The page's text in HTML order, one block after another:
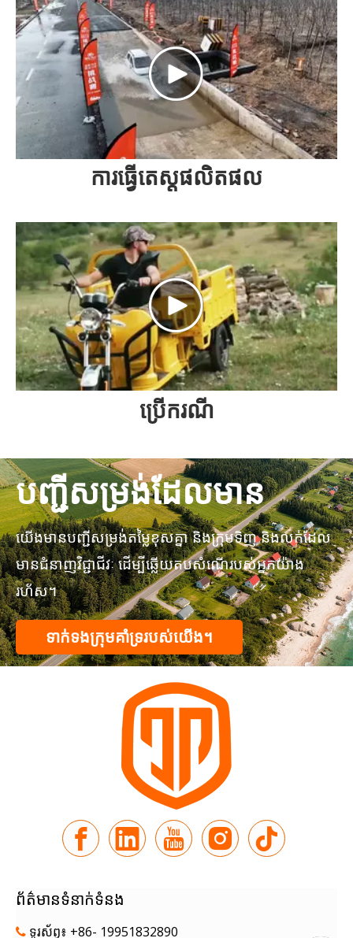
ការធ្វើតេស្តផលិតផល
ប្រើករណី
បញ្ជីសម្រង់ដែលមាន
យើង​មាន​បញ្ជី​សម្រង់​តម្លៃ​ខុស​គ្នា និង​ក្រុម​ទិញ និង​លក់​ដែល​
មាន​ជំនាញ​វិជ្ជាជីវៈ ដើម្បី​ឆ្លើយ​តប​សំណើ​របស់​អ្នក​យ៉ាង​
រហ័ស។
ទាក់ទងក្រុមគាំទ្ររបស់យើង។
ព័ត៌មានទំនាក់ទំនង
 ទូរស័ព្ទ៖ +86- 19951832890